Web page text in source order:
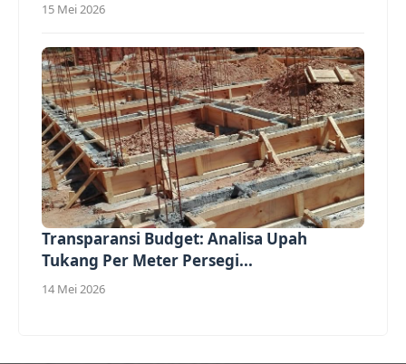
15 Mei 2026
Transparansi Budget: Analisa Upah
Tukang Per Meter Persegi...
14 Mei 2026